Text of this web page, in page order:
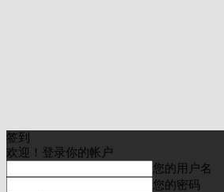
签到
欢迎！登录你的帐户
您的用户名
您的密码